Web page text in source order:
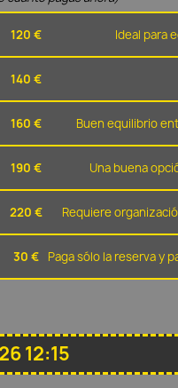
120 € Ideal para
140 €
160 € Buen equilibrio
190 € Una buena
220 € Requiere
30 € Paga sólo la reserva y
12:15